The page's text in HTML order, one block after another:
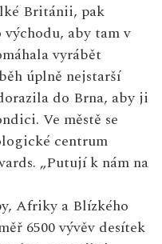
Británii, pak
aby tam v
vyrábět
úplně nejstarší
do Brna, aby ji
Ve městě se
centrum
„Putují k nám na
Afriky a Blízkého
6500 vývěv desítek